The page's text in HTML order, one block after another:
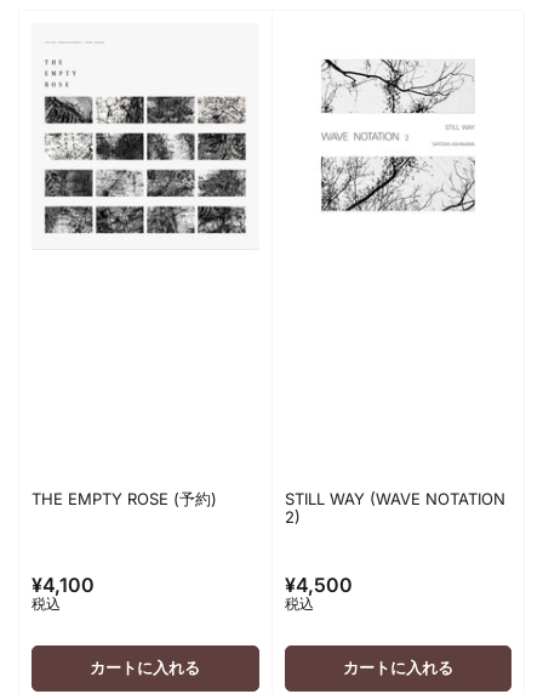
THE EMPTY ROSE (予約)
通
常
価
¥4,100
税込
カートに入れる
STILL WAY (WAVE NOTATION
2)
通
常
価
¥4,500
税込
カートに入れる